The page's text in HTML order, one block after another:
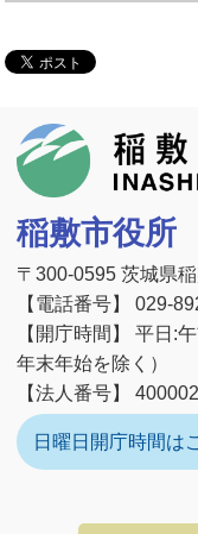
稲敷市役所
〒300-0595 茨城県
【電話番号】 029-
【開庁時間】 平日:
年末年始を除く）
【法人番号】
日曜日開庁時間は